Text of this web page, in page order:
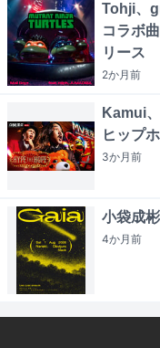
Tohji、
コラボ
リース
2か月前
Kamui
ヒップ
3か月前
小袋成
4か月前